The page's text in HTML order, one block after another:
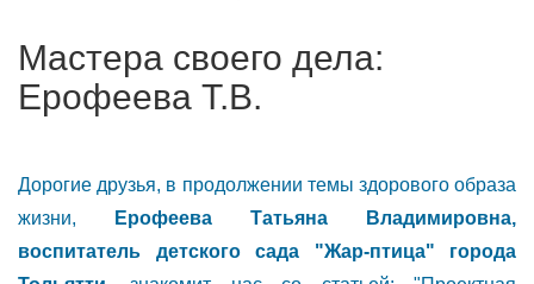
Мастера своего дела:
Ерофеева Т.В.
Дорогие друзья, в продолжении темы здорового образа
жизни,
Ерофеева Татьяна Владимировна,
воспитатель детского сада "Жар-птица" города